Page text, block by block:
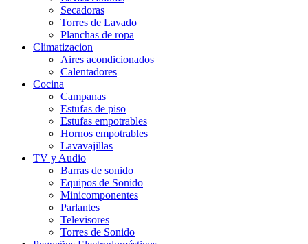
Secadoras
Torres de Lavado
Planchas de ropa
Climatizacion
Aires acondicionados
Calentadores
Cocina
Campanas
Estufas de piso
Estufas empotrables
Hornos empotrables
Lavavajillas
TV y Audio
Barras de sonido
Equipos de Sonido
Minicomponentes
Parlantes
Televisores
Torres de Sonido